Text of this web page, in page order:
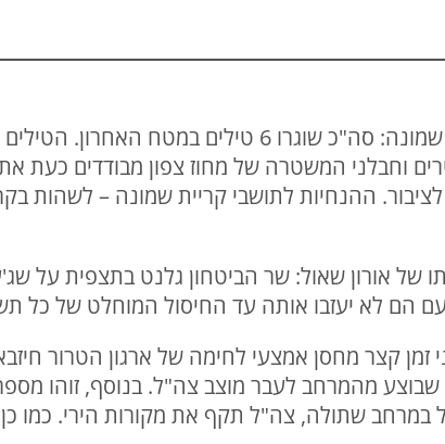
18:45 | השיגורים לעבר קריית שמונה: סה"כ שוגרו
וחבלני המשטרה של מחוז צפון מבודדים כעת
ההנחיות לתושבי קריית שמונה – לשהות
שנים לחטיפתו של אורון שאול: שר הביטחון גלנט בתצפית
הם לא יעזבו אותה עד החיסול המוחלט של כל
זמן קצר מחסן אמצעי לחימה של ארגון הטרור
מהמרחב לעבר מוצב צה"ל. בנוסף, זוהו
במרחב שתולה, צה"ל תקף את מקורות הירי. כמו